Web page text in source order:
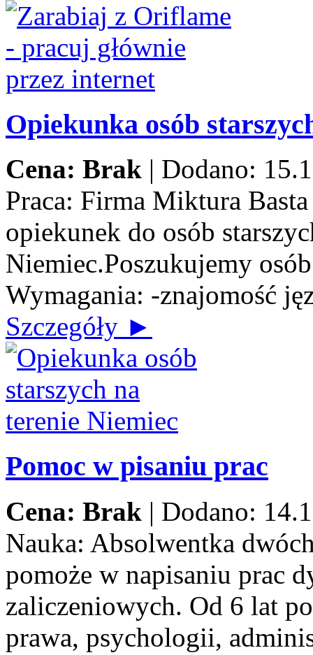
Opiekunka osób
Cena: Brak | Dodano:
Praca: Firma Miktura
opiekunek do osób
Niemiec.Poszukujemy
Wymagania: -znajomość
Szczegóły ►
Pomoc w pisaniu prac
Cena: Brak | Dodano:
Nauka: Absolwentka
pomoże w napisaniu prac
zaliczeniowych. Od 6 lat
prawa, psychologii,